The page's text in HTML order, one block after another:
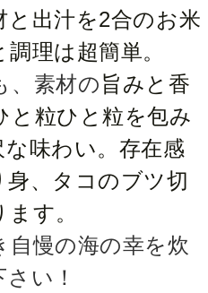
と出汁を2合のお米
理は超簡単。
、素材の旨みと香
と粒ひと粒を包み
味わい。存在感
、タコのブツ切
す。
自慢の海の幸を炊
い！